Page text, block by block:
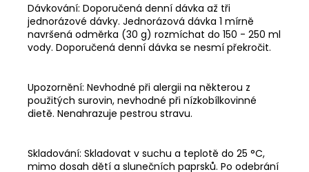
Dávkování: Doporučená denní dávka až tři
jednorázové dávky. Jednorázová dávka 1 mírně
navršená odměrka (30 g) rozmíchat do 150 - 250 ml
vody. Doporučená denní dávka se nesmí překročit.
Upozornění: Nevhodné při alergii na některou z
použitých surovin, nevhodné při nízkobílkovinné
dietě. Nenahrazuje pestrou stravu.
Skladování: Skladovat v suchu a teplotě do 25 °C,
mimo dosah dětí a slunečních paprsků. Po odebrání